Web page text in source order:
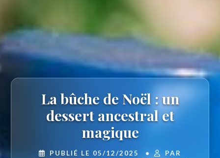
La bûche de Noël : un
dessert ancestral et
magique
PUBLIÉ LE 05/12/2025 •
PAR